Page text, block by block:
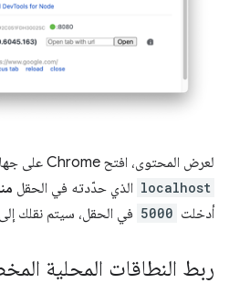
لعرض المحتوى، افتح Chrome على جهاز Android وانتقِل إلى المنفذ
localhost الذي حدّدته في الحقل
أدخلت 5000 في الحقل، سيتم نقلك إلى
ربط النطاقات المحلية